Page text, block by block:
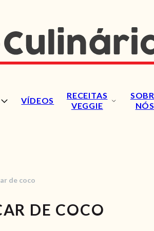
VÍDEOS
RECEITAS
VEGGIE
NÓS
RECEITAS
VÍDEOS
de coco
DE COCO